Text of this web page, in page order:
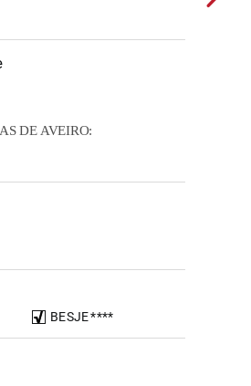
DE AVEIRO:
BESJE****